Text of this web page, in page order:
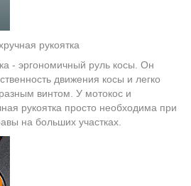
рукоятка
- эргономичный руль косы. Он
движения косы и легко
винтом. У мотокос и
рукоятка просто необходима при
на больших участках.